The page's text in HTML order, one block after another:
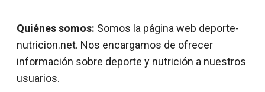
Quiénes somos: Somos la página web deporte-
nutricion.net. Nos encargamos de ofrecer
información sobre deporte y nutrición a nuestros
usuarios.